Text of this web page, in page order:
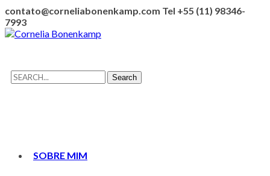
contato@corneliabonenkamp.com Tel +55 (11) 98346-
7993
Facebook
Youtube
LinkedIn
Instagram
Search
for:
Search
SOBRE MIM